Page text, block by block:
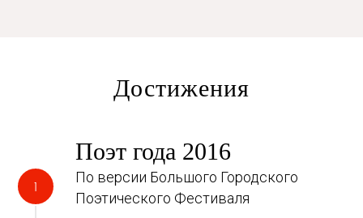
Достижения
Поэт года 2016
По версии Большого Городского
Поэтического Фестиваля